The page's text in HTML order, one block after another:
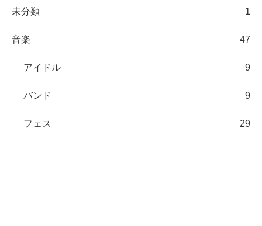
未分類 1
音楽 47
アイドル 9
バンド 9
フェス 29